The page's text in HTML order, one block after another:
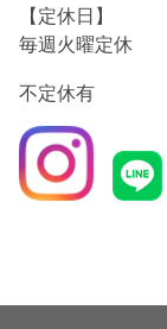
【定休日】
毎週火曜定休
不定休有